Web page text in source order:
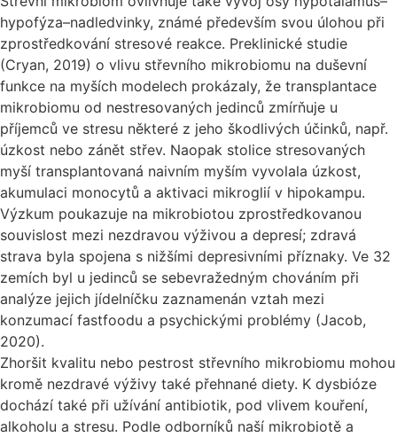
hypofýza–nadledvinky, známé především svou úlohou při
zprostředkování stresové reakce. Preklinické studie
(Cryan, 2019) o vlivu střevního mikrobiomu na duševní
funkce na myších modelech prokázaly, že transplantace
mikrobiomu od nestresovaných jedinců zmírňuje u
příjemců ve stresu některé z jeho škodlivých účinků, např.
úzkost nebo zánět střev. Naopak stolice stresovaných
myší transplantovaná naivním myším vyvolala úzkost,
akumulaci monocytů a aktivaci mikroglií v hipokampu.
Výzkum poukazuje na mikrobiotou zprostředkovanou
souvislost mezi nezdravou výživou a depresí; zdravá
strava byla spojena s nižšími depresivními příznaky. Ve 32
zemích byl u jedinců se sebevražedným chováním při
analýze jejich jídelníčku zaznamenán vztah mezi
konzumací fastfoodu a psychickými problémy (Jacob,
2020).
Zhoršit kvalitu nebo pestrost střevního mikrobiomu mohou
kromě nezdravé výživy také přehnané diety. K dysbióze
dochází také při užívání antibiotik, pod vlivem kouření,
alkoholu a stresu. Podle odborníků naší mikrobiotě a